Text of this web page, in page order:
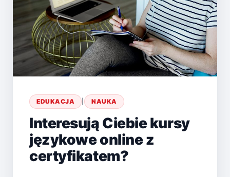
EDUKACJA | NAUKA
Interesują Ciebie kursy
językowe online z
certyfikatem?